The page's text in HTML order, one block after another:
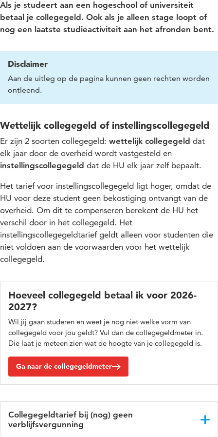
Als je studeert aan een hogeschool of universiteit
betaal je collegegeld. Ook als je alleen stage loopt of
nog een laatste studieactiviteit aan het afronden bent.
Disclaimer
Aan de uitleg op de pagina kunnen geen rechten worden
ontleend.
Wettelijk collegegeld of instellingscollegegeld
Er zijn 2 soorten collegegeld: wettelijk collegegeld dat
elk jaar door de overheid wordt vastgesteld en
instellingscollegegeld dat de HU elk jaar zelf bepaalt.
Het tarief voor instellingscollegegeld ligt hoger, omdat de
HU voor deze student geen bekostiging ontvangt van de
overheid. Om dit te compenseren berekent de HU het
verschil door in het collegegeld. Het
instellingscollegegeldtarief geldt alleen voor studenten die
niet voldoen aan de voorwaarden voor het wettelijk
collegegeld.
Hoeveel collegegeld betaal ik voor 2026-
2027?
Wil jij gaan studeren en weet je nog niet welke vorm van
collegegeld voor jou geldt? Vul dan de collegegeldmeter in.
Die laat je meteen zien wat de hoogte van je collegegeld is.
Ga naar de collegegeldmeter
Collegegeldtarief bij (nog) geen
verblijfsvergunning